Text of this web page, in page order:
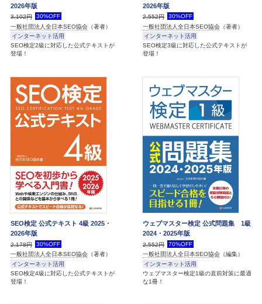
2026年版
3,102円
30%OFF
一般社団法人全日本SEO協会 （著者）
インターネット活用
SEO検定2級に対応した公式テキストが
登場！
2026年版
2,552円
30%OFF
一般社団法人全日本SEO協会 （著者）
インターネット活用
SEO検定3級に対応した公式テキストが
登場！
SEO検定 公式テキスト 4級 2025・
2026年版
2,178円
30%OFF
一般社団法人全日本SEO協会 （著者）
インターネット活用
SEO検定4級に対応した公式テキストが
登場！
ウェブマスター検定 公式問題集 1級
2024・2025年版
2,552円
70%OFF
一般社団法人全日本SEO協会 （編集）
インターネット活用
ウェブマスター検定1級の直前対策に最適
な1冊！